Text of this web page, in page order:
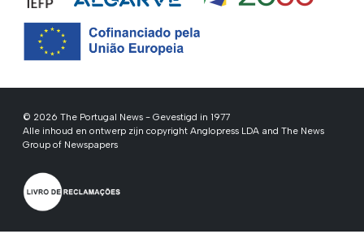
© 2026 The Portugal News - Gevestigd in 1977
Alle inhoud en ontwerp zijn copyright Anglopress LDA and The News
Group of Newspapers